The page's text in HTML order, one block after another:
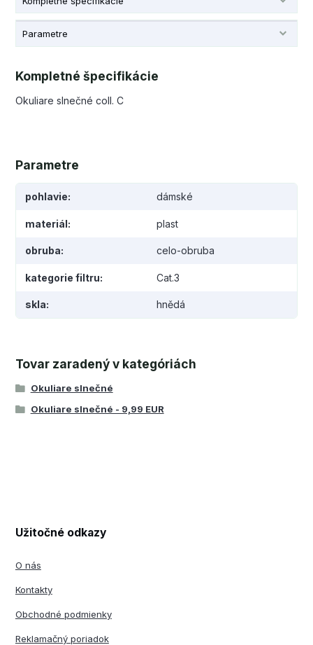
Parametre
Kompletné špecifikácie
Okuliare slnečné coll. C
Parametre
pohlavie dámské
materiál plast
obruba celo-obruba
kategorie filtru Cat.3
skla hnědá
Tovar zaradený v kategóriách
Okuliare slnečné
Okuliare slnečné - 9,99 EUR
Užitočné odkazy
O nás
Kontakty
Obchodné podmienky
Reklamačný poriadok